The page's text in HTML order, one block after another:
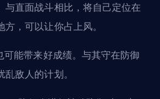
与直面战斗相比，将自己定位在
，可以让你占上风。
能带来好成绩。与其守在防御
敌人的计划。